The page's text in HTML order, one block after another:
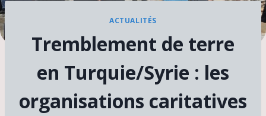
ACTUALITÉS
Tremblement de terre
en Turquie/Syrie : les
organisations caritatives